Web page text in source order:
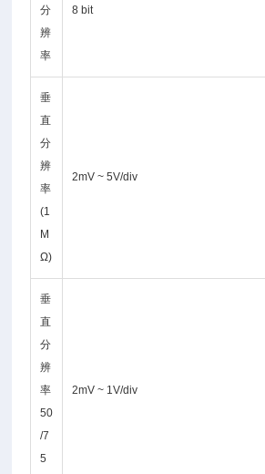
分
辨
率
8 bit
垂
直
分
辨
率
(1
M
Ω)
2mV ~ 5V/div
垂
直
分
辨
率
50
/7
5
2mV ~ 1V/div